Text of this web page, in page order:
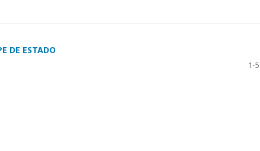
DE ESTADO
1-5